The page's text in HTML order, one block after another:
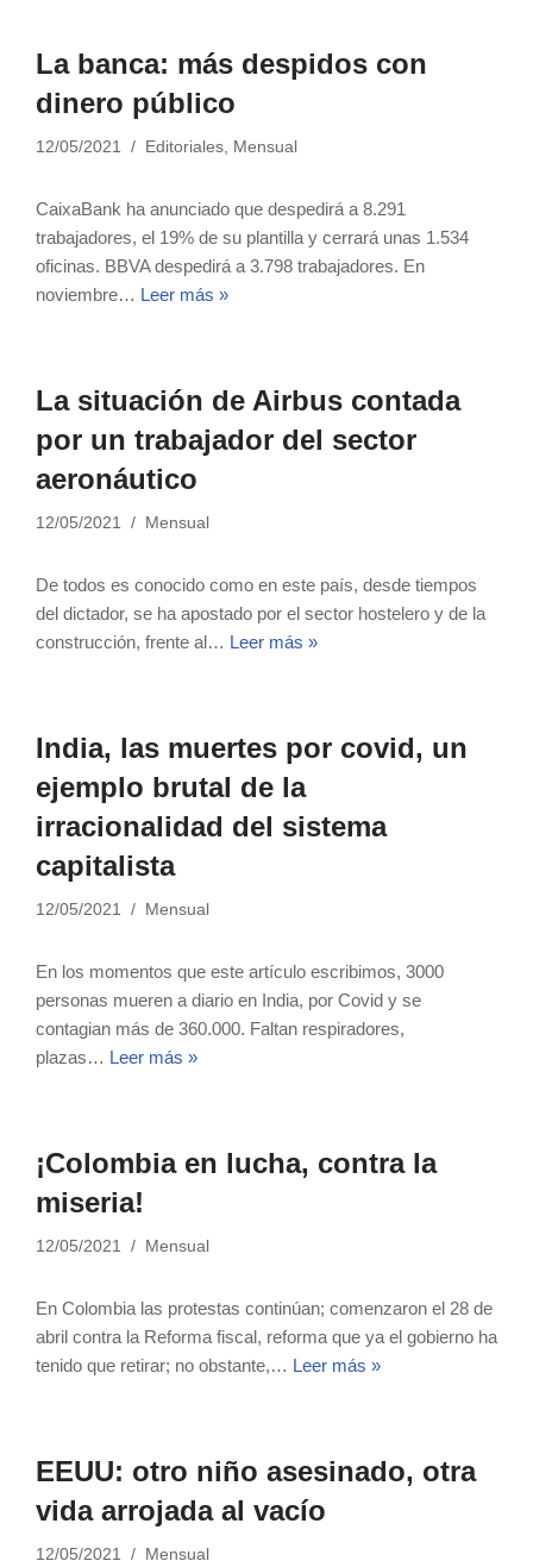
La banca: más despidos con
dinero público
12/05/2021 Editoriales, Mensual
CaixaBank ha anunciado que despedirá a 8.291
trabajadores, el 19% de su plantilla y cerrará unas 1.534
oficinas. BBVA despedirá a 3.798 trabajadores. En
noviembre… Leer más »
La situación de Airbus contada
por un trabajador del sector
aeronáutico
12/05/2021 Mensual
De todos es conocido como en este país, desde tiempos
del dictador, se ha apostado por el sector hostelero y de la
construcción, frente al… Leer más »
India, las muertes por covid, un
ejemplo brutal de la
irracionalidad del sistema
capitalista
12/05/2021 Mensual
En los momentos que este artículo escribimos, 3000
personas mueren a diario en India, por Covid y se
contagian más de 360.000. Faltan respiradores,
plazas… Leer más »
¡Colombia en lucha, contra la
miseria!
12/05/2021 Mensual
En Colombia las protestas continúan; comenzaron el 28 de
abril contra la Reforma fiscal, reforma que ya el gobierno ha
tenido que retirar; no obstante,… Leer más »
EEUU: otro niño asesinado, otra
vida arrojada al vacío
12/05/2021 Mensual